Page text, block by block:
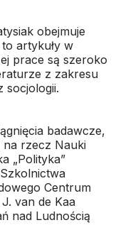
obejmuje
artykuły w
prace są szeroko
z zakresu
socjologii.
badawcze,
na rzecz Nauki
„Polityka”
Centrum
van de Kaa
nad Ludnością